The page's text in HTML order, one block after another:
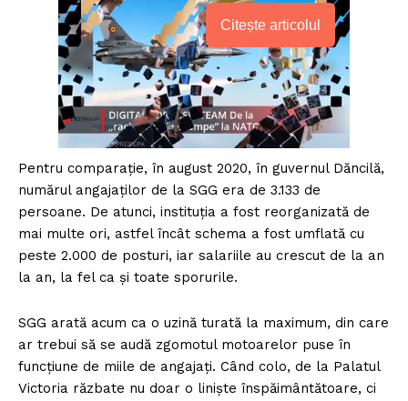
Citește articolul
Pentru comparație, în august 2020, în guvernul Dăncilă,
numărul angajaților de la SGG era de 3.133 de
persoane. De atunci, instituția a fost reorganizată de
mai multe ori, astfel încât schema a fost umflată cu
peste 2.000 de posturi, iar salariile au crescut de la an
la an, la fel ca și toate sporurile.
SGG arată acum ca o uzină turată la maximum, din care
ar trebui să se audă zgomotul motoarelor puse în
funcțiune de miile de angajați. Când colo, de la Palatul
Victoria răzbate nu doar o liniște înspăimântătoare, ci